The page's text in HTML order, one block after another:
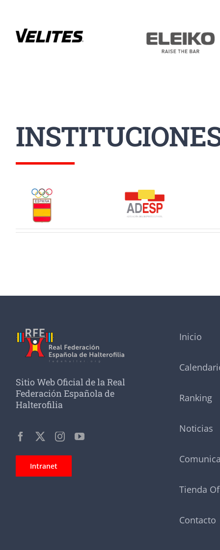
Sitio Web Oficial de la Real
Federación Española de
Halterofilia
Intranet
Inicio
Ranking
Noticias
Tienda
Contacto